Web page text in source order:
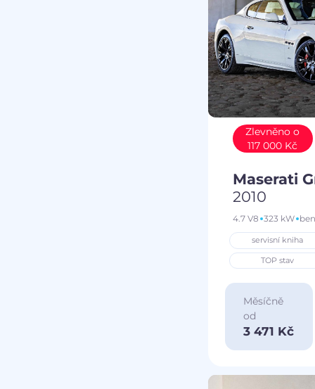
Zlevněno o
117 000 Kč
Maserati
2010
4.7 V8 323 kW
servisní kniha
TOP stav
Měsíčně
od
3 471 Kč